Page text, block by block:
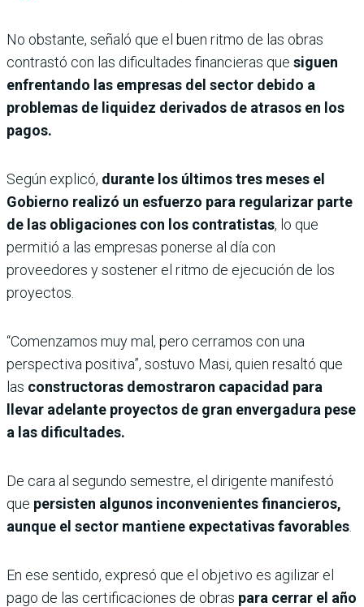
No obstante, señaló que el buen ritmo de las obras
contrastó con las dificultades financieras que siguen
enfrentando las empresas del sector debido a
problemas de liquidez derivados de atrasos en los
pagos.
Según explicó, durante los últimos tres meses el
Gobierno realizó un esfuerzo para regularizar parte
de las obligaciones con los contratistas, lo que
permitió a las empresas ponerse al día con
proveedores y sostener el ritmo de ejecución de los
proyectos.
“Comenzamos muy mal, pero cerramos con una
perspectiva positiva”, sostuvo Masi, quien resaltó que
las constructoras demostraron capacidad para
llevar adelante proyectos de gran envergadura pese
a las dificultades.
De cara al segundo semestre, el dirigente manifestó
que persisten algunos inconvenientes financieros,
aunque el sector mantiene expectativas favorables
En ese sentido, expresó que el objetivo es agilizar el
pago de las certificaciones de obras para cerrar el año